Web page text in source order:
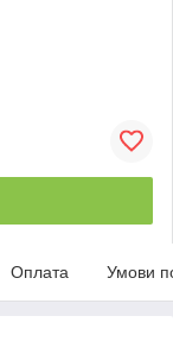
Оплата Умови